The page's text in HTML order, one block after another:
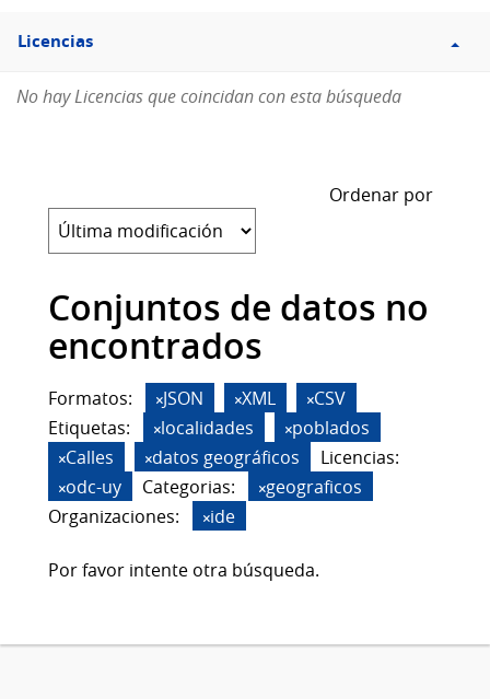
Filtro
Licencias
Licencias
No hay Licencias que coincidan con esta búsqueda
Ordenar por
Conjuntos de datos no
encontrados
Formatos: JSON XML
CSV
Etiquetas:
localidades
poblados
Calles
datos geográficos
Licencias:
odc-uy
Categorias:
geograficos
Organizaciones:
ide
Por favor intente otra búsqueda.